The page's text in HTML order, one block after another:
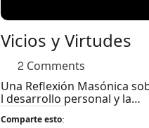
Vicios y Virtudes
2 Comments
Una Reflexión Masónica sobre ellos. La masonería, como institución filosófica y moral, se centra en e
l desarrollo personal y la…
Comparte esto: